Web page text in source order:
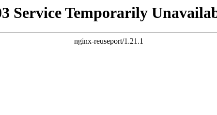
Service Temporarily
nginx-reuseport/1.21.1